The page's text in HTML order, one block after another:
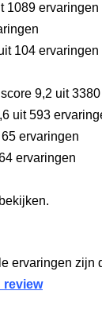
1089 ervaringen
104 ervaringen
score 9,2 uit
uit 593
65 ervaringen
ervaringen
bekijken.
ervaringen zijn
review